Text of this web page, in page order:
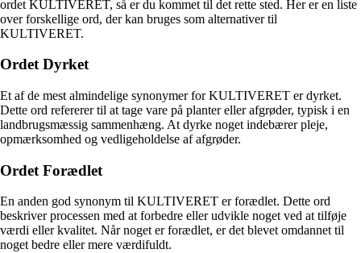
ordet KULTIVERET, så er du kommet til det rette sted. Her er en liste
over forskellige ord, der kan bruges som alternativer til
KULTIVERET.
Ordet Dyrket
Et af de mest almindelige synonymer for KULTIVERET er dyrket.
Dette ord refererer til at tage vare på planter eller afgrøder, typisk i en
landbrugsmæssig sammenhæng. At dyrke noget indebærer pleje,
opmærksomhed og vedligeholdelse af afgrøder.
Ordet Forædlet
En anden god synonym til KULTIVERET er forædlet. Dette ord
beskriver processen med at forbedre eller udvikle noget ved at tilføje
værdi eller kvalitet. Når noget er forædlet, er det blevet omdannet til
noget bedre eller mere værdifuldt.